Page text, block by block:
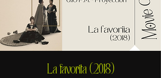
La favorita (2018)